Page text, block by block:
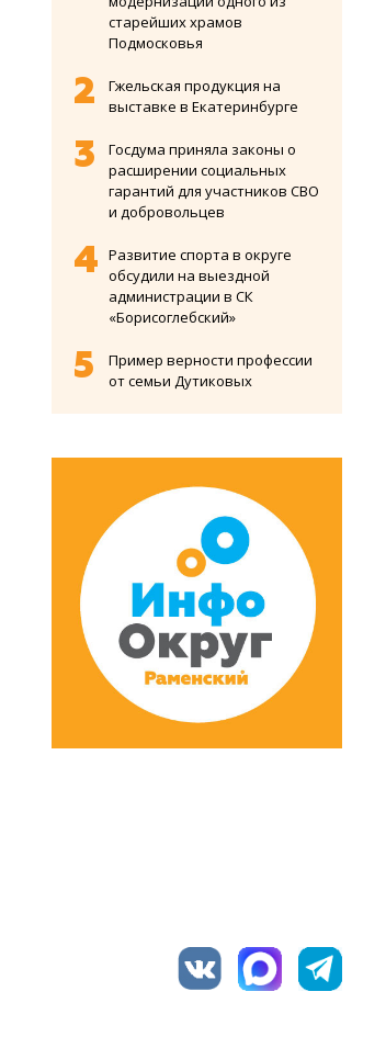
старейших храмов
Подмосковья
Гжельская продукция на
выставке в Екатеринбурге
Госдума приняла законы о
расширении социальных
гарантий для участников СВО
и добровольцев
Развитие спорта в округе
обсудили на выездной
администрации в СК
«Борисоглебский»
Пример верности профессии
от семьи Дутиковых